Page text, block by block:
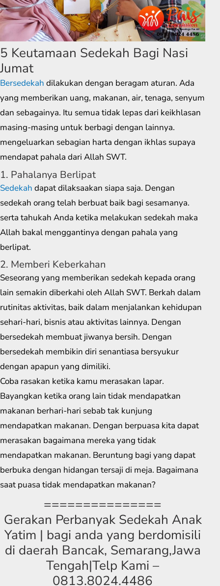
5 Keutamaan Sedekah Bagi Nasi
Jumat
Bersedekah dilakukan dengan beragam aturan. Ada
yang memberikan uang, makanan, air, tenaga, senyum
dan sebagainya. Itu semua tidak lepas dari keikhlasan
masing-masing untuk berbagi dengan lainnya.
mengeluarkan sebagian harta dengan ikhlas supaya
mendapat pahala dari Allah SWT.
1. Pahalanya Berlipat
Sedekah dapat dilaksaakan siapa saja. Dengan
sedekah orang telah berbuat baik bagi sesamanya.
serta tahukah Anda ketika melakukan sedekah maka
Allah bakal menggantinya dengan pahala yang
berlipat.
2. Memberi Keberkahan
Seseorang yang memberikan sedekah kepada orang
lain semakin diberkahi oleh Allah SWT. Berkah dalam
rutinitas aktivitas, baik dalam menjalankan kehidupan
sehari-hari, bisnis atau aktivitas lainnya. Dengan
bersedekah membuat jiwanya bersih. Dengan
bersedekah membikin diri senantiasa bersyukur
dengan apapun yang dimiliki.
Coba rasakan ketika kamu merasakan lapar.
Bayangkan ketika orang lain tidak mendapatkan
makanan berhari-hari sebab tak kunjung
mendapatkan makanan. Dengan berpuasa kita dapat
merasakan bagaimana mereka yang tidak
mendapatkan makanan. Beruntung bagi yang dapat
berbuka dengan hidangan tersaji di meja. Bagaimana
saat puasa tidak mendapatkan makanan?
===============
Gerakan Perbanyak Sedekah Anak
Yatim | bagi anda yang berdomisili
di daerah Bancak, Semarang,Jawa
Tengah|Telp Kami –
0813.8024.4486